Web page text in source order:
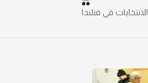
الانتخابات في فنلندا